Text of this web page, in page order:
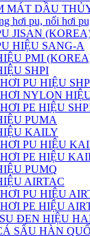
MÁT DẦU
hơi pu, nối hơi
JISAN
HIỆU SANG-A
PMI
SHPI
PU HIỆU
NYLON
PE HIỆU
PUMA
KAILY
PU HIỆU
PE HIỆU
PUMQ
AIRTAC
PU HIỆU
PE HIỆU
ĐEN HIỆU
SẤU HÀN